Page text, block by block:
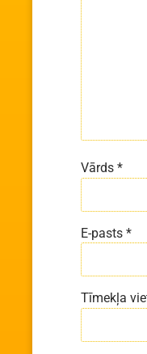
Vārds *
E-pasts *
Tīmekļa